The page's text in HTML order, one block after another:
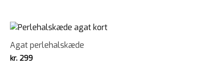
Agat perlehalskæde
kr. 299